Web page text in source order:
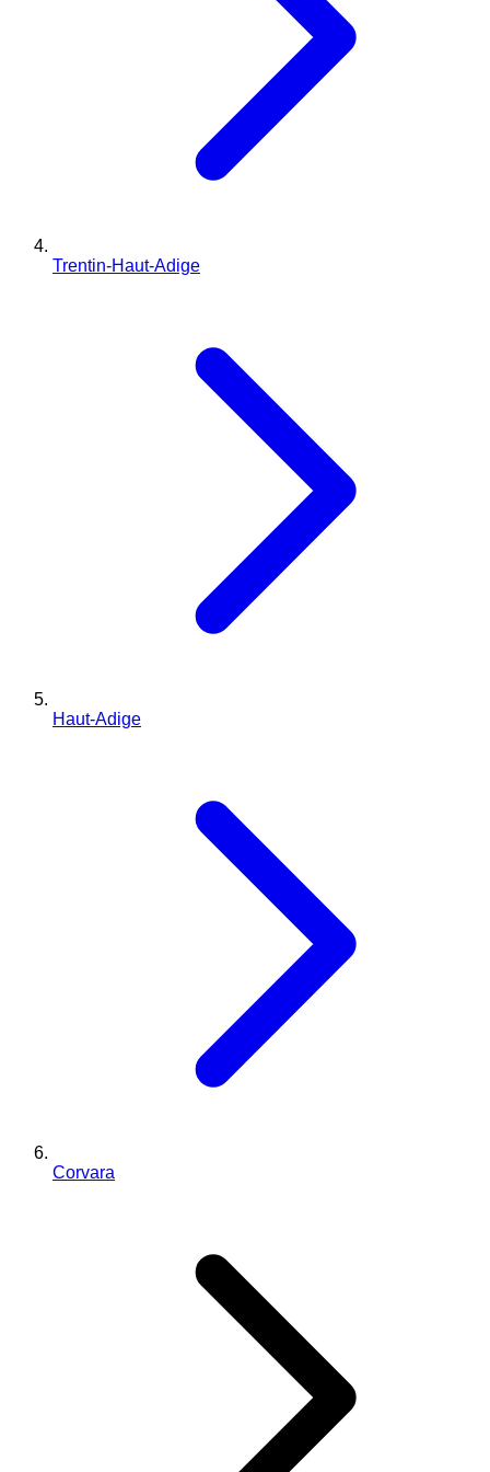
Trentin-Haut-Adige
Haut-Adige
Corvara